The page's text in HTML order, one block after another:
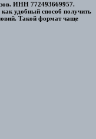
ИНН 772493669957.
удобный способ получить
Такой формат чаще